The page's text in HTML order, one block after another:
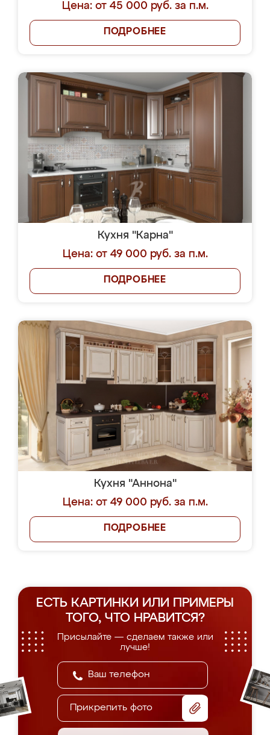
Цена: от 45 000 руб. за п.м.
ПОДРОБНЕЕ
Кухня "Карна"
Цена: от 49 000 руб. за п.м.
ПОДРОБНЕЕ
Кухня "Аннона"
Цена: от 49 000 руб. за п.м.
ПОДРОБНЕЕ
ЕСТЬ КАРТИНКИ ИЛИ ПРИМЕРЫ
ТОГО, ЧТО НРАВИТСЯ?
Присылайте — сделаем также или
лучше!
Прикрепить фото